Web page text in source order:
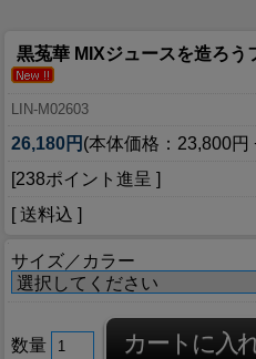
黒菟華 MIXジュースを造ろ
LIN-M02603
26,180円 (本体価格：23,800円
[238ポイント進呈 ]
[ 送料込 ]
サイズ／カラー
数量